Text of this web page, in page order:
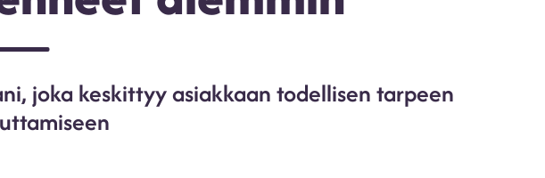
joka keskittyy asiakkaan todellisen tarpeen